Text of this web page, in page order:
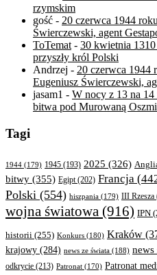
rzymskim
gość - 20 czerwca 1944
Świerczewski, agent
ToTemat- 30 kwietnia
przyszły król Polski
Andrzej - 20 czerwca 1944
Eugeniusz Świerczewski,
jasam1 - W nocy z 13 na 14
bitwa pod Murowaną
Tagi
1944 (179) 1945 (193) 2025 (326)
bitwy (355) Egipt(202) Francja
Polski (554) hiszpania (179) III Rzesza
wojna światowa (916) IPN
historii (255) Konkurs (180) Kraków
krajowy (284) news ze świata (188)
odkrycie (213) Patronat (170) Patronat